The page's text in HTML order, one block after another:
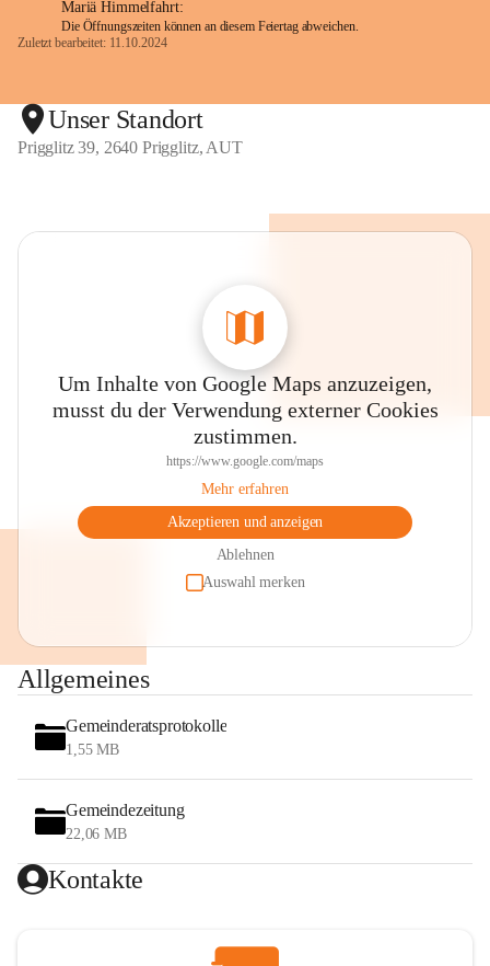
Mariä Himmelfahrt:
Die Öffnungszeiten können an diesem Feiertag abweichen.
Zuletzt bearbeitet: 11.10.2024
Unser Standort
Prigglitz 39, 2640 Prigglitz, AUT
Um Inhalte von Google Maps anzuzeigen,
musst du der Verwendung externer Cookies
zustimmen.
https://www.google.com/maps
Mehr erfahren
Akzeptieren und anzeigen
Ablehnen
Auswahl merken
Allgemeines
Gemeinderatsprotokolle
1,55 MB
Gemeindezeitung
22,06 MB
Kontakte